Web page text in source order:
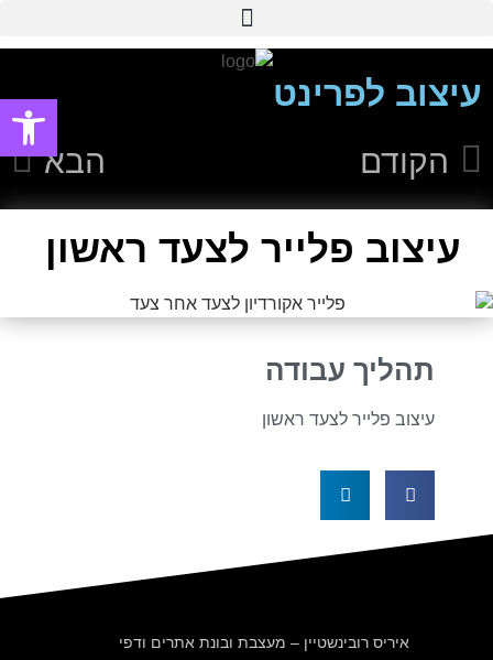
עיצוב לפרינט
הקודם הבא
עיצוב פלייר לצעד ראשון
תהליך עבודה
עיצוב פלייר לצעד ראשון
איריס רובינשטיין – מעצבת ובונת אתרים ודפי
פתח